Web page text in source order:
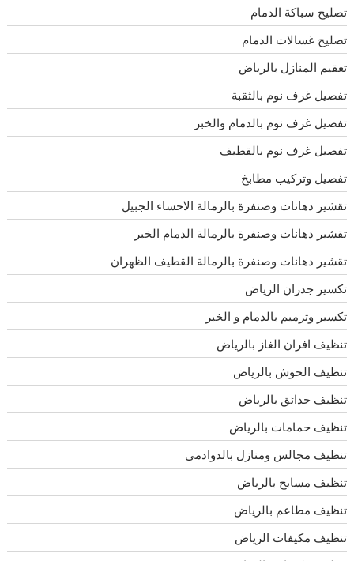
تصليح سباكة الدمام
تصليح غسالات الدمام
تعقيم المنازل بالرياض
تفصيل غرف نوم بالثقبة
تفصيل غرف نوم بالدمام والخبر
تفصيل غرف نوم بالقطيف
تفصيل وتركيب مطابخ
تقشير دهانات وصنفرة بالرمالة الاحساء الجبيل
تقشير دهانات وصنفرة بالرمالة الدمام الخبر
تقشير دهانات وصنفرة بالرمالة القطيف الظهران
تكسير جدران الرياض
تكسير وترميم بالدمام و الخبر
تنظيف افران الغاز بالرياض
تنظيف الحوش بالرياض
تنظيف حدائق بالرياض
تنظيف حمامات بالرياض
تنظيف مجالس ومنازل بالدوادمى
تنظيف مسابح بالرياض
تنظيف مطاعم بالرياض
تنظيف مكيفات الرياض